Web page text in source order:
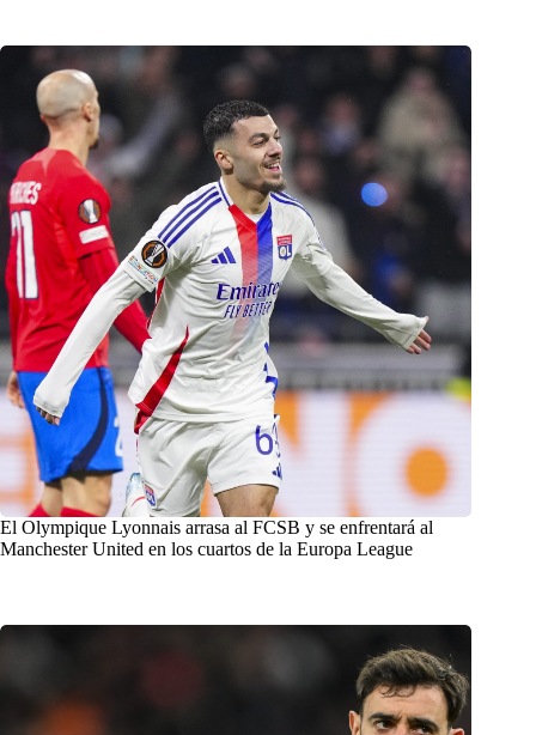
El Olympique Lyonnais arrasa al FCSB y se enfrentará al
Manchester United en los cuartos de la Europa League